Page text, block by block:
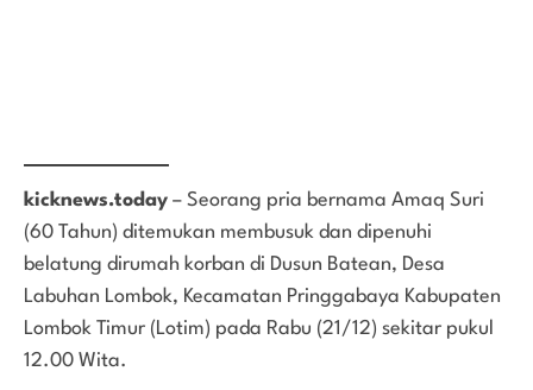
kicknews.today – Seorang pria bernama Amaq Suri
(60 Tahun) ditemukan membusuk dan dipenuhi
belatung dirumah korban di Dusun Batean, Desa
Labuhan Lombok, Kecamatan Pringgabaya Kabupaten
Lombok Timur (Lotim) pada Rabu (21/12) sekitar pukul
12.00 Wita.